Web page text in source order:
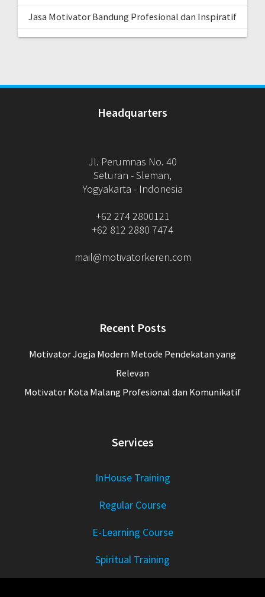
Jasa Motivator Bandung Profesional dan Inspiratif
Headquarters
Jl. Perumnas No. 40
Seturan - Sleman,
Yogyakarta - Indonesia
+62 274 2800121
+62 812 2880 7474
mail@motivatorkeren.com
Recent Posts
Motivator Jogja Modern Metode Pendekatan yang
Relevan
Motivator Kota Malang Profesional dan Komunikatif
Services
InHouse Training
Regular Course
E-Learning Course
Spiritual Training